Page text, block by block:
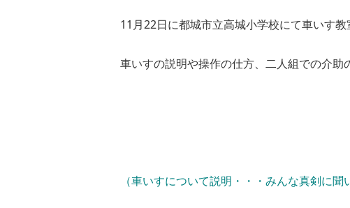
11月22日に都城市立高城小学校にて車いす教
車いすの説明や操作の仕方、 二人組での介助
（車いすについて説明・・・みんな真剣に聞